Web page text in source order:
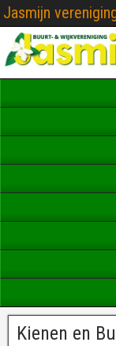
Jasmijn
Kienen en